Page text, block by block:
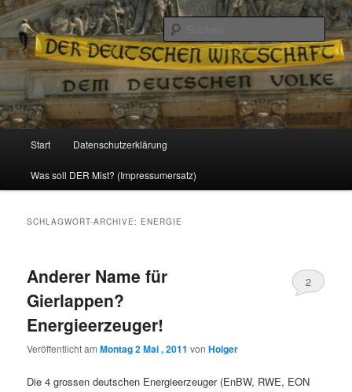
Reizzentrum
Politik, Wirtschaft, Soziales und Gesellschaft
Zum
Inhalt
Zum
sekundären
Start Datenschutzerklärung
Was soll DER Mist? (Impressumersatz)
SCHLAGWORT-ARCHIVE: ENERGIE
Anderer Name für
Gierlappen?
Energieerzeuger!
Veröffentlicht amMontag 2 Mai , 2011 vonHolger
2
Die 4 grossen deutschen Energieerzeuger (EnBW, RWE, EON